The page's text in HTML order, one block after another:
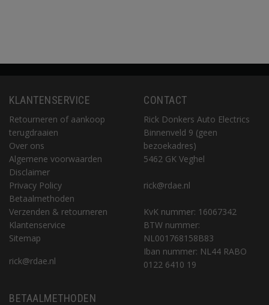
KLANTENSERVICE
Retourneren of aankoop
terugdraaien
Over ons
Algemene voorwaarden
Disclaimer
Privacy Policy
Betaalmethoden
Verzenden & retourneren
Klantenservice
Sitemap
rick@rdae.nl
CONTACT
Rick Donkers Auto Electrics
Binnenveld 9 (geen
bezoekadres)
5462 GK Veghel
rick@rdae.nl
KvK nummer: 16067342
BTW nummer:
NL001768158B83
Iban nummer: NL44 RABO
0122 6410 19
BETAALMETHODEN